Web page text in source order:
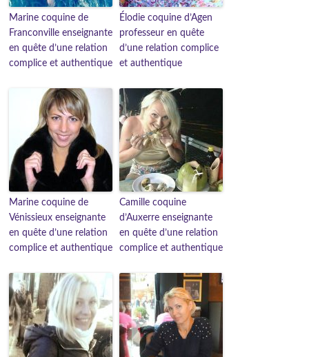
Marine coquine de
Franconville enseignante
en quête d’une relation
complice et authentique
Élodie coquine d’Agen
professeur en quête
d’une relation complice
et authentique
Marine coquine de
Vénissieux enseignante
en quête d’une relation
complice et authentique
Camille coquine
d’Auxerre enseignante
en quête d’une relation
complice et authentique